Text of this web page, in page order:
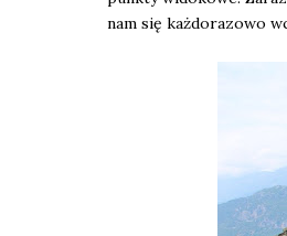
nam się każdorazowo